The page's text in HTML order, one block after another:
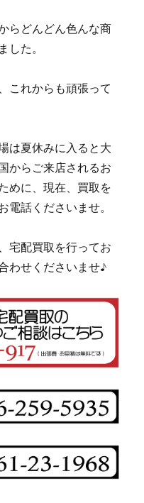
らどんどん色んな商
した。
これからも頑張って
は夏休みに入ると大
からご来店されるお
めに、現在、買取を
電話くださいませ。
宅配買取を行ってお
わせくださいませ♪